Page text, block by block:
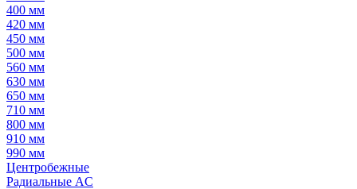
400 мм
420 мм
450 мм
500 мм
560 мм
630 мм
650 мм
710 мм
800 мм
910 мм
990 мм
Центробежные
Радиальные AC